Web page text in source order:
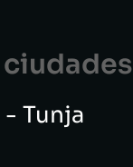
Tunja